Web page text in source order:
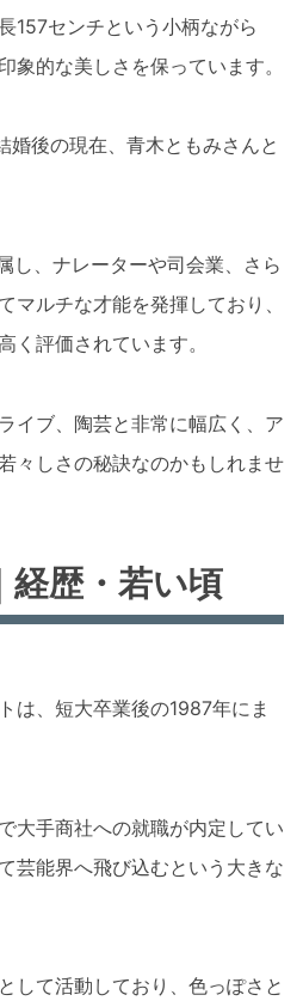
157センチという小柄ながら
象的な美しさを保っています。
婚後の現在、青木ともみさんと
し、ナレーターや司会業、さら
マルチな才能を発揮しており、
く評価されています。
イブ、陶芸と非常に幅広く、ア
々しさの秘訣なのかもしれませ
経歴・若い頃
は、短大卒業後の1987年にま
大手商社への就職が内定してい
芸能界へ飛び込むという大きな
して活動しており、色っぽさと